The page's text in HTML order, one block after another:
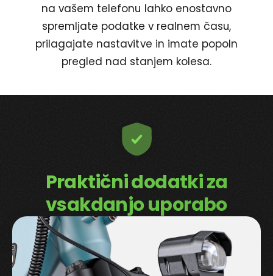
na vašem telefonu lahko enostavno
spremljate podatke v realnem času,
prilagajate nastavitve in imate popoln
pregled nad stanjem kolesa.
Praktični dodatki za
vsakdanjo uporabo